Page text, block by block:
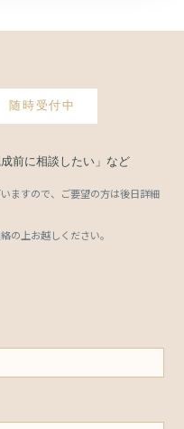
随時受付中
前に相談したい」など
ますので、ご要望の方は後日詳細
の上お越しください。